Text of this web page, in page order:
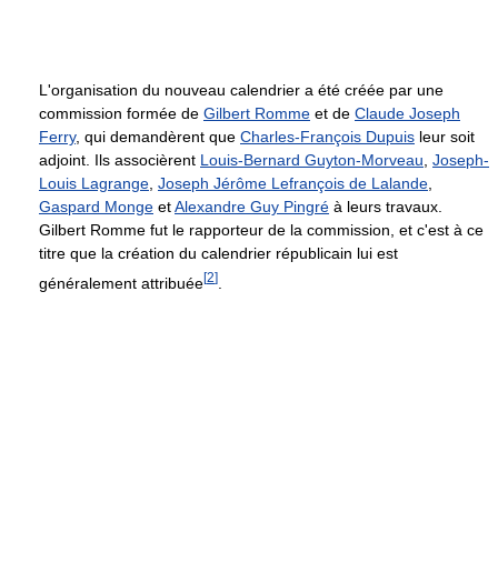
L'organisation du nouveau calendrier a été créée par une
commission formée de Gilbert Romme et de Claude Joseph
Ferry, qui demandèrent que Charles-François Dupuis leur soit
adjoint. Ils associèrent Louis-Bernard Guyton-Morveau Joseph-
Louis Lagrange Joseph Jérôme Lefrançois de Lalande
Gaspard Monge etAlexandre Guy Pingré à leurs travaux.
Gilbert Romme fut le rapporteur de la commission, et c'est à ce
titre que la création du calendrier républicain lui est
généralement attribuée[2]